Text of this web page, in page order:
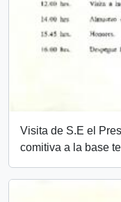
Visita de S.E el
comitiva a la base